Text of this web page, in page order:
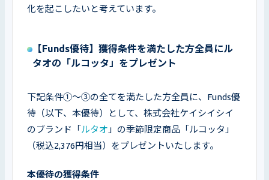
化を起こしたいと考えています。
【Funds優待】獲得条件を満たした方全員にル
タオの「ルコッタ」をプレゼント
下記条件①～③の全てを満たした方全員に、Funds優
待（以下、本優待）として、株式会社ケイシイシイ
のブランド「 ルタオ 」の季節限定商品「ルコッタ」
（税込2,376円相当）をプレゼントいたします。
本優待の獲得条件